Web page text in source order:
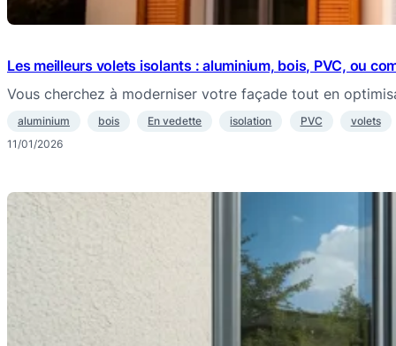
Les meilleurs volets isolants : aluminium, bois, PVC, ou
Vous cherchez à moderniser votre façade tout en
aluminium bois En vedette isolation PVC
volets
11/01/2026